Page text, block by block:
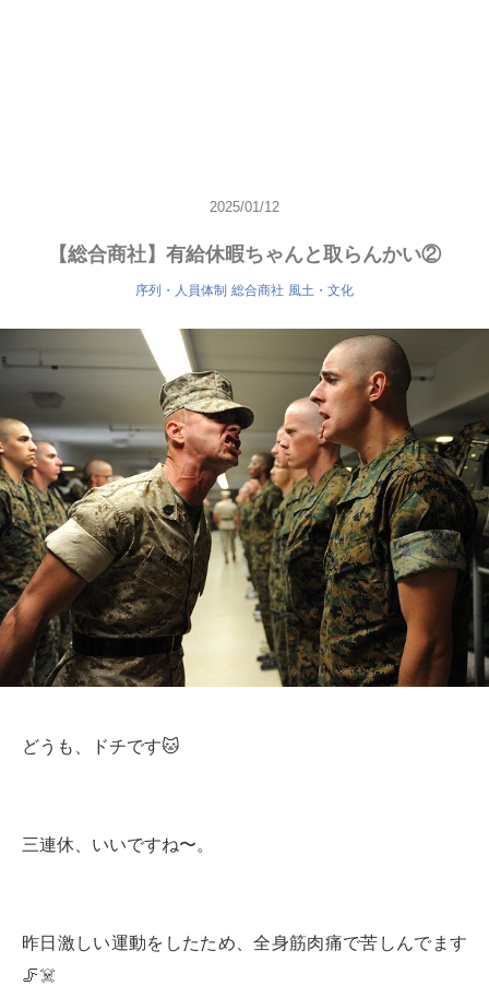
2025/01/12
【総合商社】有給休暇ちゃんと取らんかい②
序列・人員体制 総合商社 風土・文化
どうも、ドチです🐱
三連休、いいですね〜。
昨日激しい運動をしたため、全身筋肉痛で苦しんでます
🦵☠️